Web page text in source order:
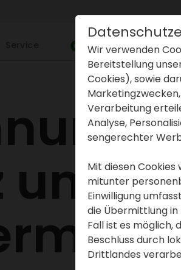
Wir verwenden
Bereit­stel­lung
Cookies), sowie
Verar­bei­tung
Analyse,
sen­ge­rechter
Mit diesen
mitunter
Einwil­li­gung
die Übermitt­lung in
Fall ist es möglich,
Beschluss durch
Dritt­landes
und